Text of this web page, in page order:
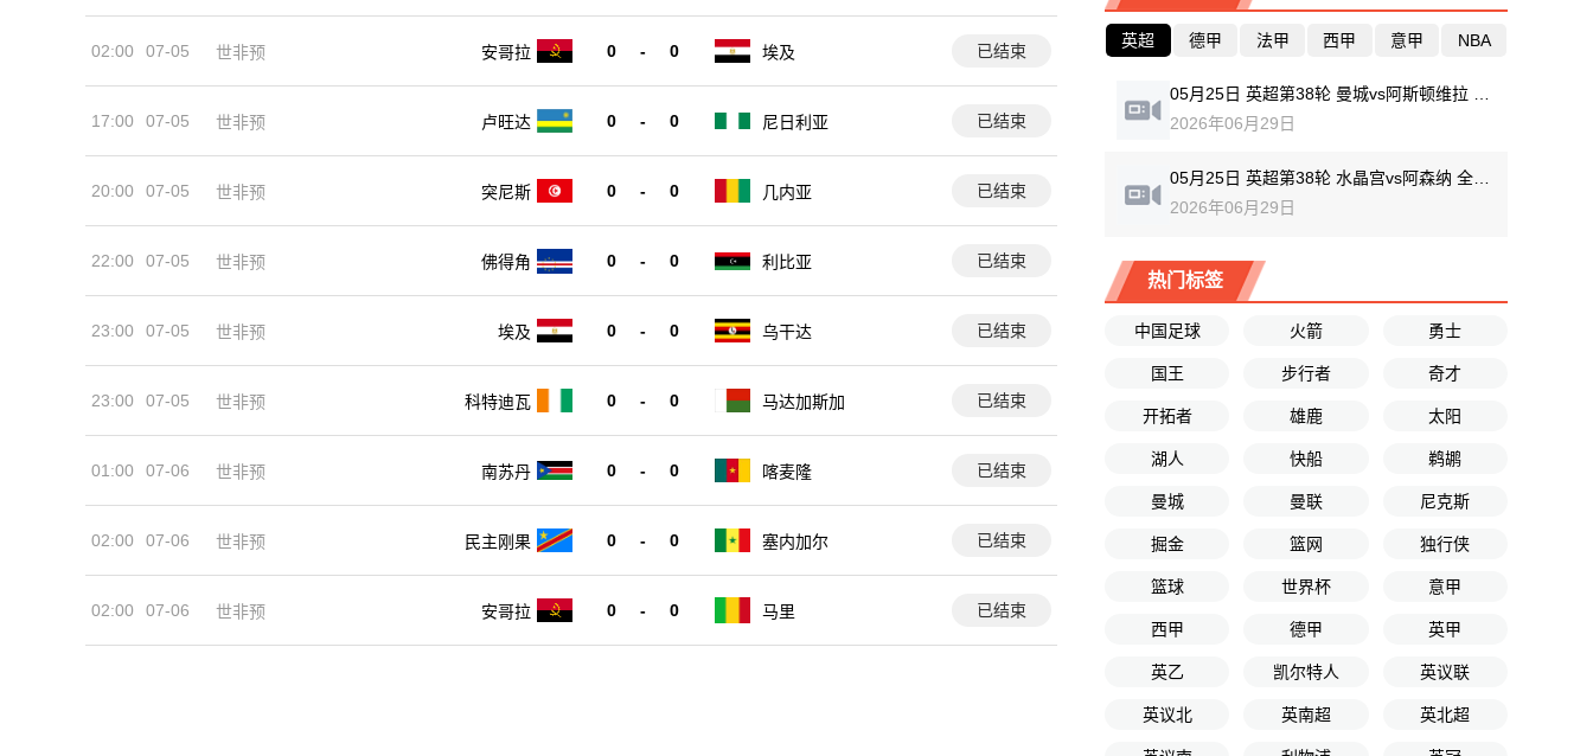
02:00 07-05 世非预 安哥拉 0 - 0 埃及 已结束
17:00 07-05 世非预 卢旺达 0 - 0 尼日利亚 已结束
20:00 07-05 世非预 突尼斯 0 - 0 几内亚 已结束
22:00 07-05 世非预 佛得角 0 - 0 利比亚 已结束
23:00 07-05 世非预 埃及 0 - 0 乌干达 已结束
23:00 07-05 世非预 科特迪瓦 0 - 0 马达加斯加 已结束
01:00 07-06 世非预 南苏丹 0 - 0 喀麦隆 已结束
02:00 07-06 世非预 民主刚果 0 - 0 塞内加尔 已结束
02:00 07-06 世非预 安哥拉 0 - 0 马里 已结束
英超 德甲 法甲 西甲 意甲 NBA
2026年06月29日
05月25日 英超第38轮 水晶宫vs阿森纳 全场录像回放
2026年06月29日
热门标签
中国足球 火箭 勇士
国王 步行者 奇才
开拓者 雄鹿 太阳
湖人 快船 鹈鹕
曼城 曼联 尼克斯
掘金 篮网 独行侠
篮球 世界杯 意甲
西甲 德甲 英甲
英乙 凯尔特人 英议联
英议北 英南超 英北超